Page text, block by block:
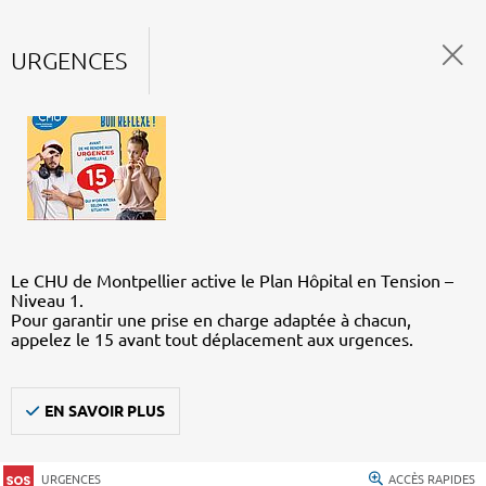
URGENCES
Le CHU de Montpellier active le Plan Hôpital en Tension –
Niveau 1.
Pour garantir une prise en charge adaptée à chacun,
appelez le 15 avant tout déplacement aux urgences.
EN SAVOIR PLUS
URGENCES ACCÈS RAPIDES